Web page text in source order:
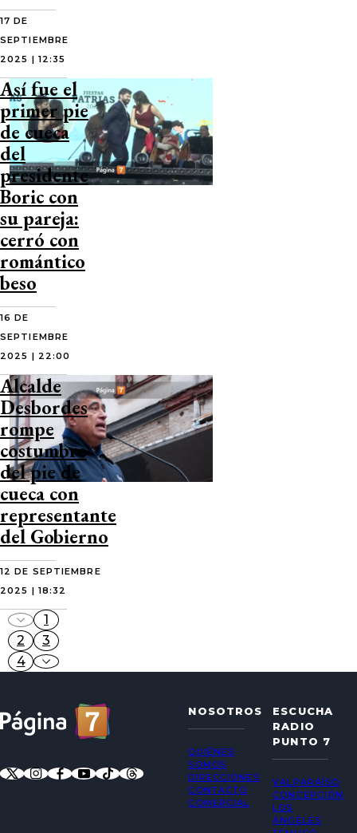
17 DE
SEPTIEMBRE
2025 | 12:35
Así fue el
primer pie
de cueca
del
presidente
Boric con
su pareja:
cerró con
romántico
beso
16 DE
SEPTIEMBRE
2025 | 22:00
Alcalde
Desbordes
rompe
costumbre
del pie de
cueca con
representante
del Gobierno
12 DE SEPTIEMBRE
2025 | 18:32
1
2
3
4
NOSOTROS
QUIÉNES
SOMOS
DIRECCIONES
CONTACTO
COMERCIAL
ESCUCHA
RADIO
PUNTO 7
VALPARAÍSO
CONCEPCIÓN
LOS
ÁNGELES